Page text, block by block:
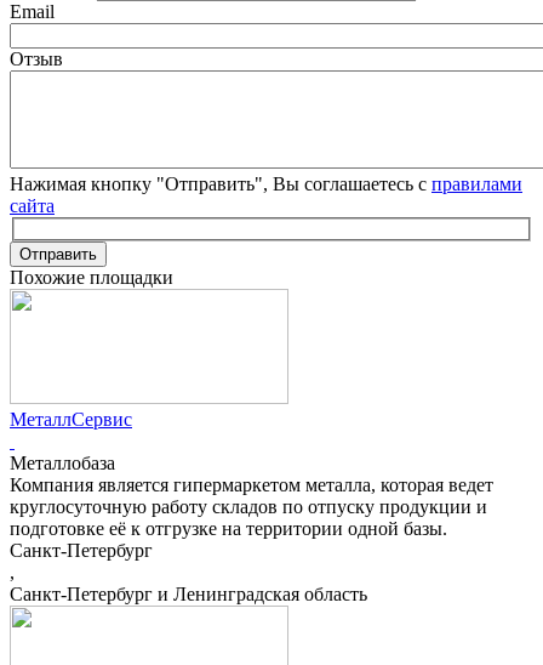
Email
Отзыв
Нажимая кнопку "Отправить", Вы соглашаетесь с правилами
сайта
Отправить
Похожие площадки
МеталлСервис
Металлобаза
Компания является гипермаркетом металла, которая ведет
круглосуточную работу складов по отпуску продукции и
подготовке её к отгрузке на территории одной базы.
Санкт-Петербург
,
Санкт-Петербург и Ленинградская область